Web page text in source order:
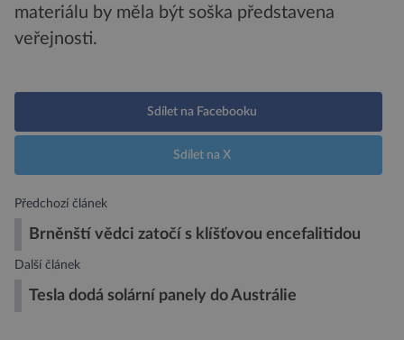
materiálu by měla být soška představena
veřejnosti.
Sdílet na Facebooku
Sdílet na X
Předchozí článek
Brněnští vědci zatočí s klíšťovou encefalitidou
Další článek
Tesla dodá solární panely do Austrálie